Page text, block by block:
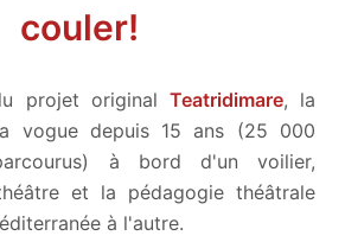
couler!
projet original Teatridimare, la
vogue depuis 15 ans (25 000
à bord d'un voilier,
et la pédagogie théâtrale
à l'autre.